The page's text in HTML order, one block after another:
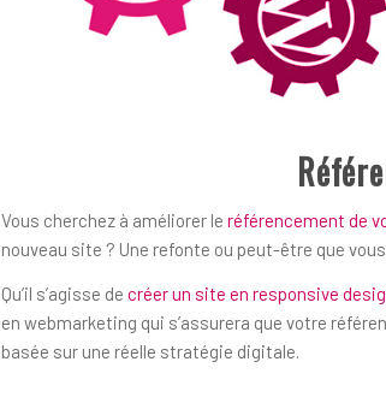
Vous cherchez à améliorer le référencement de
nouveau site ? Une refonte ou peut-être que
Qu’il s’agisse de créer un site en responsive
en webmarketing qui s’assurera que votre
basée sur une réelle stratégie digitale.